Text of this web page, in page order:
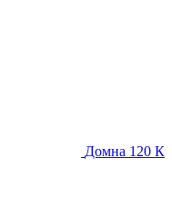
Домна 120 К